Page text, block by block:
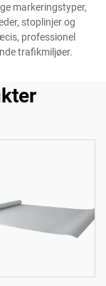
markeringstyper,
stoplinjer og
professionel
trafikmiljøer.